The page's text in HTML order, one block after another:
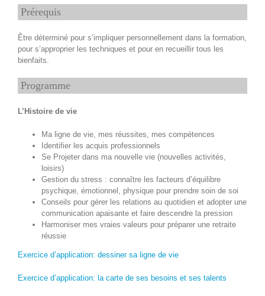
Prérequis
Être déterminé pour s’impliquer personnellement dans la formation,
pour s’approprier les techniques et pour en recueillir tous les
bienfaits.
Programme
L’Histoire de vie
Ma ligne de vie, mes réussites, mes compétences
Identifier les acquis professionnels
Se Projeter dans ma nouvelle vie (nouvelles activités,
loisirs)
Gestion du stress : connaître les facteurs d’équilibre
psychique, émotionnel, physique pour prendre soin de soi
Conseils pour gérer les relations au quotidien et adopter une
communication apaisante et faire descendre la pression
Harmoniser mes vraies valeurs pour préparer une retraite
réussie
Exercice d’application: dessiner sa ligne de vie
Exercice d’application: la carte de ses besoins et ses talents